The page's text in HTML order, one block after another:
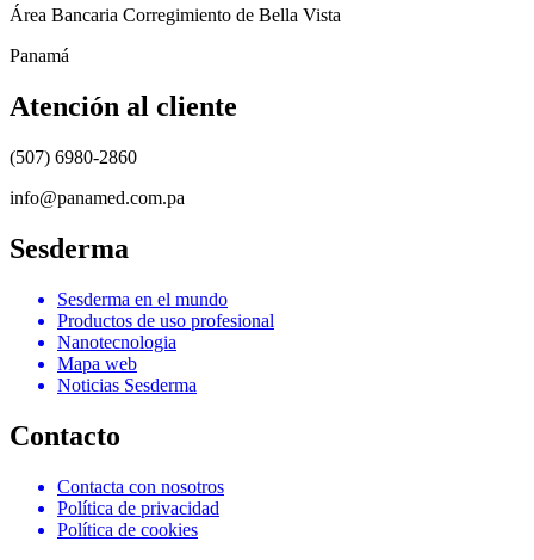
Área Bancaria Corregimiento de Bella Vista
Panamá
Atención al cliente
(507) 6980-2860
info@panamed.com.pa
Sesderma
Sesderma en el mundo
Productos de uso profesional
Nanotecnologia
Mapa web
Noticias Sesderma
Contacto
Contacta con nosotros
Política de privacidad
Política de cookies